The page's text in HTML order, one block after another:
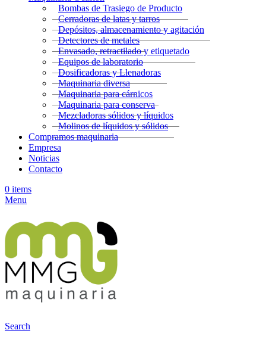
Bombas de Trasiego de Producto
Cerradoras de latas y tarros
Depósitos, almacenamiento y agitación
Detectores de metales
Envasado, retractilado y etiquetado
Equipos de laboratorio
Dosificadoras y Llenadoras
Maquinaria diversa
Maquinaria para cárnicos
Maquinaria para conserva
Mezcladoras sólidos y líquidos
Molinos de líquidos y sólidos
Compramos maquinaria
Empresa
Noticias
Contacto
0 items
Menu
Search